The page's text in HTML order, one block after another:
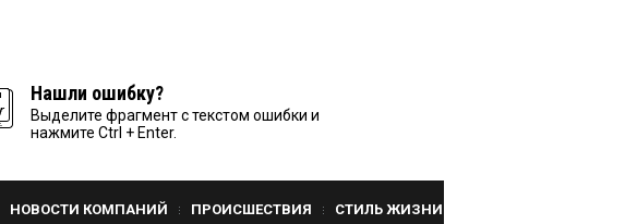
Нашли ошибку?
Выделите фрагмент с текстом ошибки и
нажмите Ctrl + Enter.
НОВОСТИ КОМПАНИЙ ПРОИСШЕСТВИЯ СТИЛЬ ЖИЗНИ